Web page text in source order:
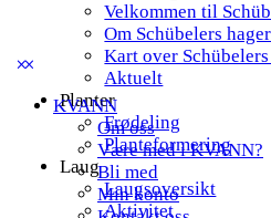
Velkommen til
Om Schübelers hager
Kart over
Aktuelt
Planter
Frødeling
Planteformering
Laug
Laugsoversikt
Aktivitet
KVANN
Om oss
Være med i KVANN?
Bli med
Min konto